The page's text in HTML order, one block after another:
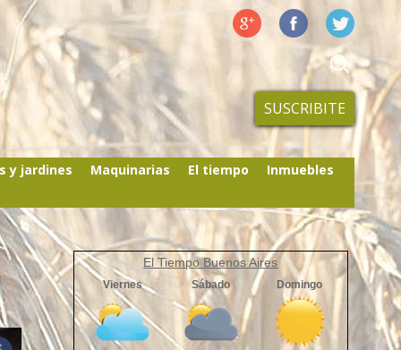
SUSCRIBITE
y jardines Maquinarias El tiempo Inmuebles
El Tiempo Buenos Aires